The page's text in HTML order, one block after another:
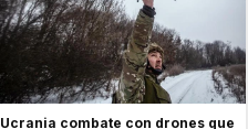
Ucrania combate con drones que